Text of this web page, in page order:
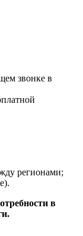
звонке в
регионами;
в